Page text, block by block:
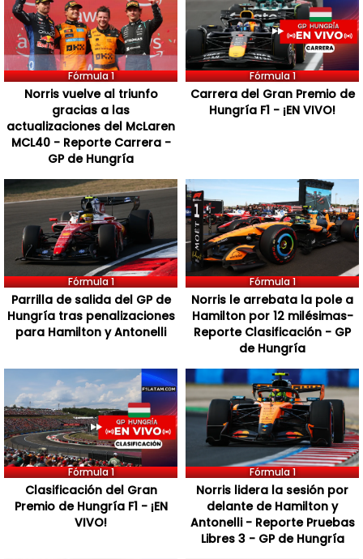
Fórmula 1
Norris vuelve al triunfo
gracias a las
actualizaciones del McLaren
MCL40 - Reporte Carrera -
GP de Hungría
Fórmula 1
Carrera del Gran Premio de
Hungría F1 - ¡EN VIVO!
Fórmula 1
Parrilla de salida del GP de
Hungría tras penalizaciones
para Hamilton y Antonelli
Fórmula 1
Norris le arrebata la pole a
Hamilton por 12 milésimas-
Reporte Clasificación - GP
de Hungría
Fórmula 1
Clasificación del Gran
Premio de Hungría F1 - ¡EN
VIVO!
Fórmula 1
Norris lidera la sesión por
delante de Hamilton y
Antonelli - Reporte Pruebas
Libres 3 - GP de Hungría